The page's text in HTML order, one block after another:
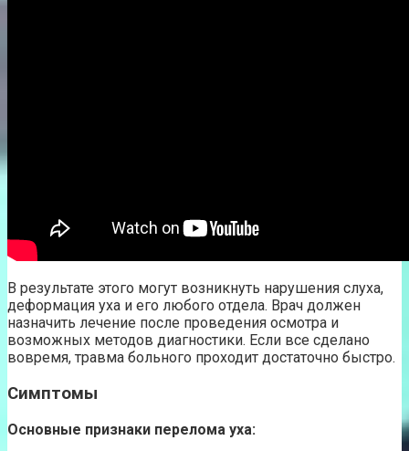
В результате этого могут возникнуть нарушения слуха,
деформация уха и его любого отдела. Врач должен
назначить лечение после проведения осмотра и
возможных методов диагностики. Если все сделано
вовремя, травма больного проходит достаточно быстро.
Симптомы
Основные признаки перелома уха: